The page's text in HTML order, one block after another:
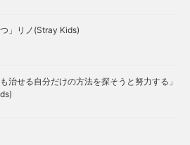
」リノ(Stray Kids)
治せる自分だけの方法を探そうと努力する」